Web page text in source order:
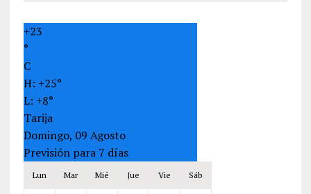
+23
°
C
H: +25°
L: +8°
Tarija
Domingo, 09 Agosto
Previsión para 7 días
Lun Mar Mié Jue Vie Sáb